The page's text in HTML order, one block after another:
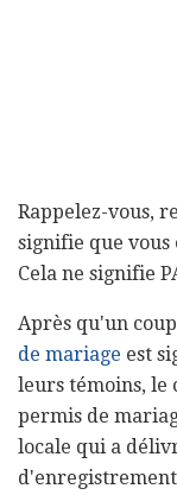
Rappelez-vous,
signifie que vous
Cela ne signifie
Après qu'un
de mariage est
leurs témoins, le
permis de
locale qui a